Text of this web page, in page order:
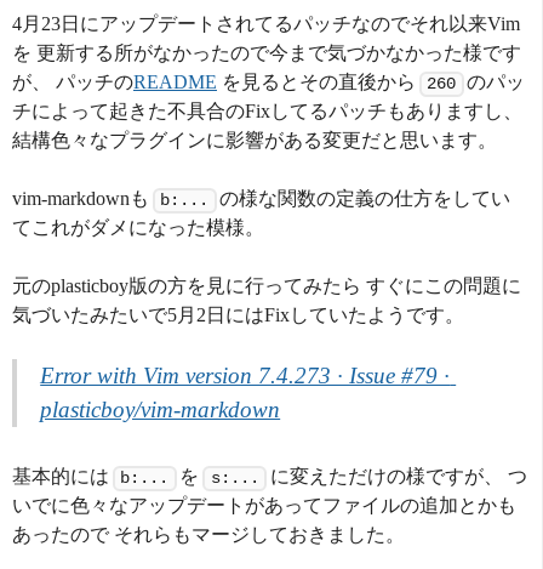
4月23日にアップデートされてるパッチなのでそれ以来Vim
を 更新する所がなかったので今まで気づかなかった様です
が、 パッチのREADME を見るとその直後から 260 のパッ
チによって起きた不具合のFixしてるパッチもありますし、
結構色々なプラグインに影響がある変更だと思います。
vim-markdownも b:...
の様な関数の定義の仕方をしてい
てこれがダメになった模様。
元のplasticboy版の方を見に行ってみたら すぐにこの問題に
気づいたみたいで5月2日にはFixしていたようです。
Error with Vim version 7.4.273 · Issue #79 ·
plasticboy/vim-markdown
基本的には b:... を s:...
に変えただけの様ですが、 つ
いでに色々なアップデートがあってファイルの追加とかも
あったので それらもマージしておきました。